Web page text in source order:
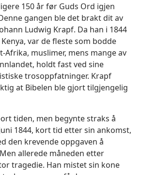
150 år før Guds Ord igjen
gangen ble det brakt dit av
Ludwig Krapf. Da han i 1844
var de fleste som bodde
Afrika, muslimer, mens mange av
holdt fast ved sine
trosoppfatninger. Krapf
at Bibelen ble gjort tilgjengelig
tiden, men begynte straks å
1844, kort tid etter sin ankomst,
den krevende oppgaven å
allerede måneden etter
tragedie. Han mistet sin kone